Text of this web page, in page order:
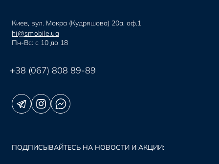
Киев, вул. Мокра (Кудряшова) 20а, оф.1
hi@smobile.ua
Пн-Вс: с 10 до 18
+38 (067) 808 89-89
ПОДПИСЫВАЙТЕСЬ НА НОВОСТИ И АКЦИИ: